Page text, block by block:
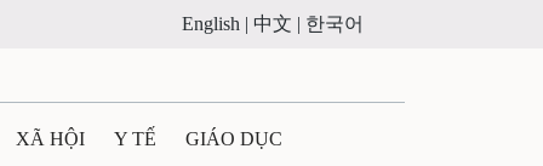
English | 中文 | 한국어
XÃ HỘI Y TẾ GIÁO DỤC